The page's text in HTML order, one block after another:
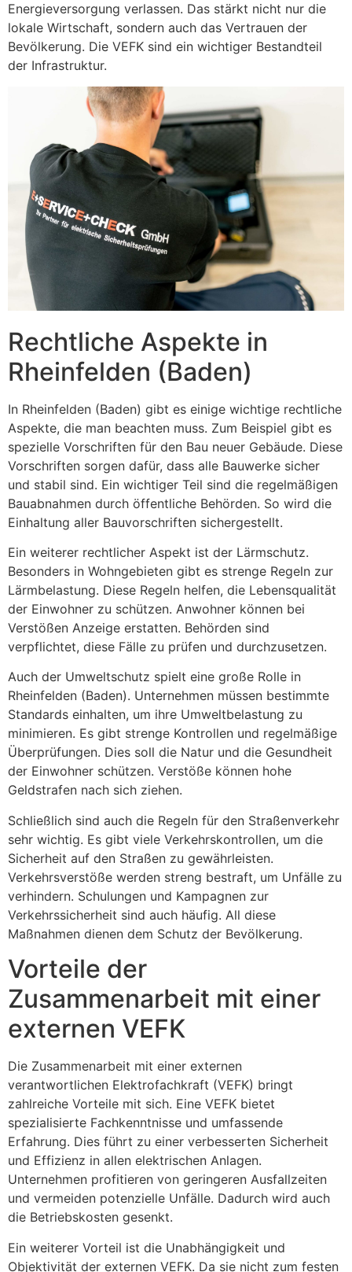
Energieversorgung verlassen. Das stärkt nicht nur die
lokale Wirtschaft, sondern auch das Vertrauen der
Bevölkerung. Die VEFK sind ein wichtiger Bestandteil
der Infrastruktur.
Rechtliche Aspekte in
Rheinfelden (Baden)
In Rheinfelden (Baden) gibt es einige wichtige rechtliche
Aspekte, die man beachten muss. Zum Beispiel gibt es
spezielle Vorschriften für den Bau neuer Gebäude. Diese
Vorschriften sorgen dafür, dass alle Bauwerke sicher
und stabil sind. Ein wichtiger Teil sind die regelmäßigen
Bauabnahmen durch öffentliche Behörden. So wird die
Einhaltung aller Bauvorschriften sichergestellt.
Ein weiterer rechtlicher Aspekt ist der Lärmschutz.
Besonders in Wohngebieten gibt es strenge Regeln zur
Lärmbelastung. Diese Regeln helfen, die Lebensqualität
der Einwohner zu schützen. Anwohner können bei
Verstößen Anzeige erstatten. Behörden sind
verpflichtet, diese Fälle zu prüfen und durchzusetzen.
Auch der Umweltschutz spielt eine große Rolle in
Rheinfelden (Baden). Unternehmen müssen bestimmte
Standards einhalten, um ihre Umweltbelastung zu
minimieren. Es gibt strenge Kontrollen und regelmäßige
Überprüfungen. Dies soll die Natur und die Gesundheit
der Einwohner schützen. Verstöße können hohe
Geldstrafen nach sich ziehen.
Schließlich sind auch die Regeln für den Straßenverkehr
sehr wichtig. Es gibt viele Verkehrskontrollen, um die
Sicherheit auf den Straßen zu gewährleisten.
Verkehrsverstöße werden streng bestraft, um Unfälle zu
verhindern. Schulungen und Kampagnen zur
Verkehrssicherheit sind auch häufig. All diese
Maßnahmen dienen dem Schutz der Bevölkerung.
Vorteile der
Zusammenarbeit mit einer
externen VEFK
Die Zusammenarbeit mit einer externen
verantwortlichen Elektrofachkraft (VEFK) bringt
zahlreiche Vorteile mit sich. Eine VEFK bietet
spezialisierte Fachkenntnisse und umfassende
Erfahrung. Dies führt zu einer verbesserten Sicherheit
und Effizienz in allen elektrischen Anlagen.
Unternehmen profitieren von geringeren Ausfallzeiten
und vermeiden potenzielle Unfälle. Dadurch wird auch
die Betriebskosten gesenkt.
Ein weiterer Vorteil ist die Unabhängigkeit und
Objektivität der externen VEFK. Da sie nicht zum festen